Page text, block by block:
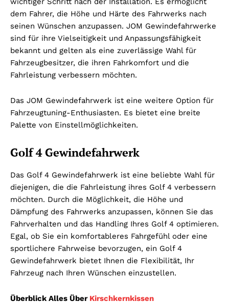
dem Fahrer, die Höhe und Härte des Fahrwerks nach
seinen Wünschen anzupassen. JOM Gewindefahrwerke
sind für ihre Vielseitigkeit und Anpassungsfähigkeit
bekannt und gelten als eine zuverlässige Wahl für
Fahrzeugbesitzer, die ihren Fahrkomfort und die
Fahrleistung verbessern möchten.
Das JOM Gewindefahrwerk ist eine weitere Option für
Fahrzeugtuning-Enthusiasten. Es bietet eine breite
Palette von Einstellmöglichkeiten.
Golf 4 Gewindefahrwerk
Das Golf 4 Gewindefahrwerk ist eine beliebte Wahl für
diejenigen, die die Fahrleistung ihres Golf 4 verbessern
möchten. Durch die Möglichkeit, die Höhe und
Dämpfung des Fahrwerks anzupassen, können Sie das
Fahrverhalten und das Handling Ihres Golf 4 optimieren.
Egal, ob Sie ein komfortableres Fahrgefühl oder eine
sportlichere Fahrweise bevorzugen, ein Golf 4
Gewindefahrwerk bietet Ihnen die Flexibilität, Ihr
Fahrzeug nach Ihren Wünschen einzustellen.
Überblick Alles Über Kirschkernkissen